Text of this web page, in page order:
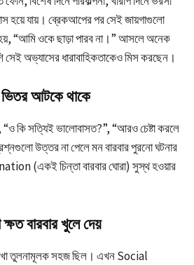
হয়ে যায়। ব্রেকআপের পর সেই জায়গাগুলো
“আমি ওকে ছাড়া পারব না।” আসলে অনেক
সেই অভ্যাসের ধারাবাহিকতাকেও মিস করছেন।
আটকে থাকে
কি সত্যিই ভালোবাসত?”, “আরও চেষ্টা করলে
উত্তর না পেলে মন বারবার পুরনো ঘটনার
(একই চিন্তা বারবার ঘোরা) সুস্থ হওয়ার
বারবার খুলে দেয়
তুলনামূলক সহজ ছিল। এখন Social